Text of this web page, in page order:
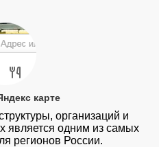
карте
организаций и
является одним из самых
регионов России.